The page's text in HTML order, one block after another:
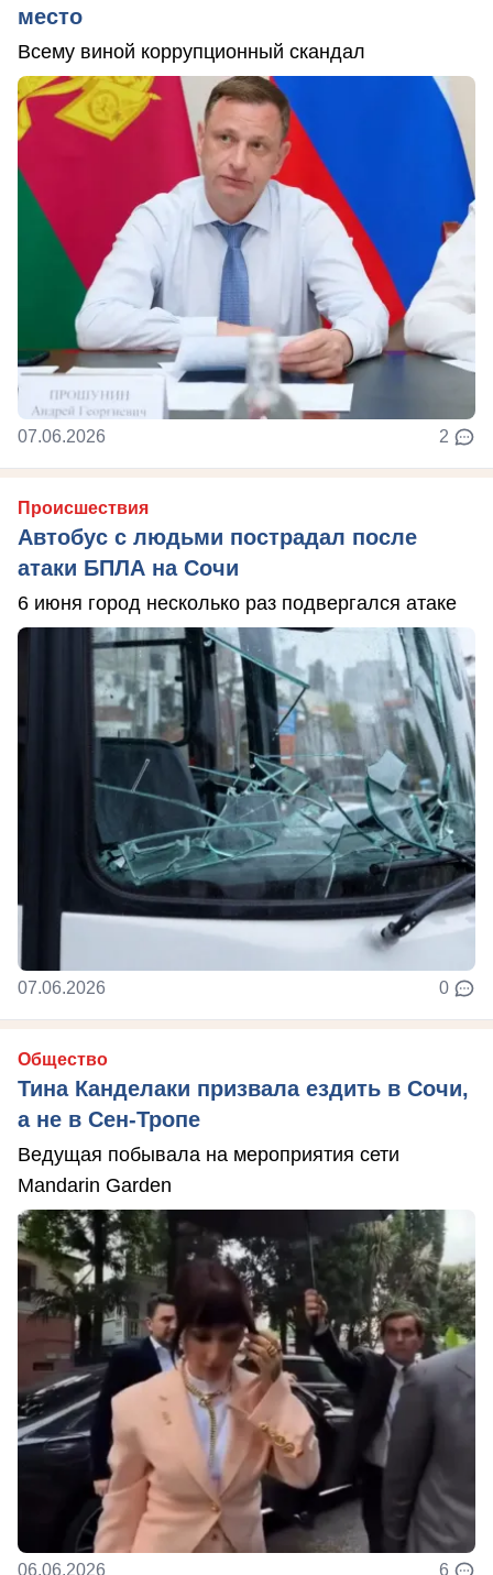
место
Всему виной коррупционный скандал
07.06.2026 2
Происшествия
Автобус с людьми пострадал после
атаки БПЛА на Сочи
6 июня город несколько раз подвергался атаке
07.06.2026 0
Общество
Тина Канделаки призвала ездить в Сочи,
а не в Сен-Тропе
Ведущая побывала на мероприятия сети
Mandarin Garden
06.06.2026 6